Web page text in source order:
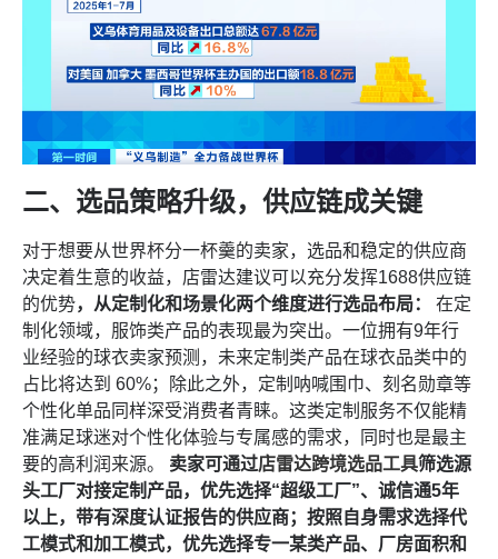
二、选品策略升级，供应链成关键
对于想要从世界杯分一杯羹的卖家，选品和稳定的供应商
决定着生意的收益，店雷达建议可以充分发挥1688供应链
的优势，从定制化和场景化两个维度进行选品布局：
在定
制化领域，服饰类产品的表现最为突出。一位拥有9年行
业经验的球衣卖家预测，未来定制类产品在球衣品类中的
占比将达到 60%；除此之外，定制呐喊围巾、刻名勋章等
个性化单品同样深受消费者青睐。这类定制服务不仅能精
准满足球迷对个性化体验与专属感的需求，同时也是最主
要的高利润来源。 卖家可通过店雷达跨境选品工具筛选源
头工厂对接定制产品，优先选择“超级工厂”、诚信通5年
以上，带有深度认证报告的供应商；按照自身需求选择代
工模式和加工模式，优先选择专一某类产品、厂房面积和